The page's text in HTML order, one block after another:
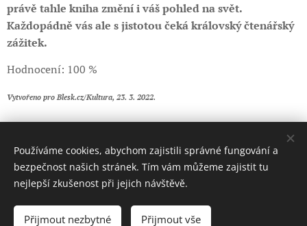
právě tahle kniha změní i váš pohled na svět.
Každopádně vás ale s jistotou čeká královský čtenářský
zážitek.
Hodnocení: 100 %
Vytvořeno pro Blesk.cz/Kultura, 23. 3. 2022.
© 2018 Ivan D. Hladík. Všechna práva vyhrazena.
Používáme cookies, abychom zajistili správné fungování a
bezpečnost našich stránek. Tím vám můžeme zajistit tu
nejlepší zkušenost při jejich návštěvě.
Přijmout nezbytné Přijmout vše